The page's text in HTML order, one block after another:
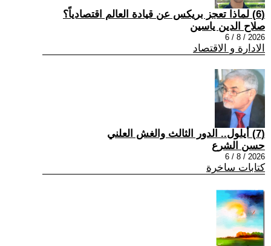
(6) لماذا تعجز بريكس عن قيادة العالم اقتصادياً؟
صلاح الدين ياسين
2026 / 8 / 6
الادارة و الاقتصاد
(7) أيلول.. الدور الثالث والغش العلني
حسن الشرع
2026 / 8 / 6
كتابات ساخرة